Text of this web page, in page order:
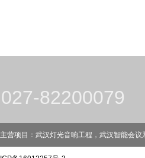
027-82200079
主营项目：武汉灯光音响工程，武汉智能会